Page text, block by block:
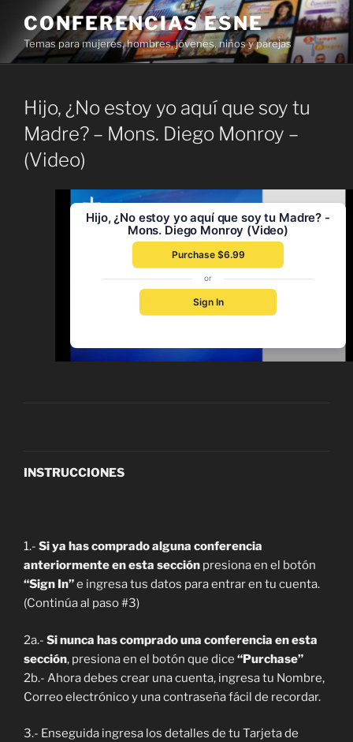
content
CONFERENCIAS ESNE
Temas para mujeres, hombres, jóvenes, niños y parejas
Hijo, ¿No estoy yo aquí que soy tu
Madre? – Mons. Diego Monroy –
(Video)
INSTRUCCIONES
1.- Si ya has comprado alguna conferencia
anteriormente en esta sección presiona en el botón
“Sign In”e ingresa tus datos para entrar en tu cuenta.
(Continúa al paso #3)
2a.- Si nunca has comprado una conferencia en esta
sección, presiona en el botón que dice “Purchase”
2b.- Ahora debes crear una cuenta, ingresa tu Nombre,
Correo electrónico y una contraseña fácil de recordar.
3.- Enseguida ingresa los detalles de tu Tarjeta de